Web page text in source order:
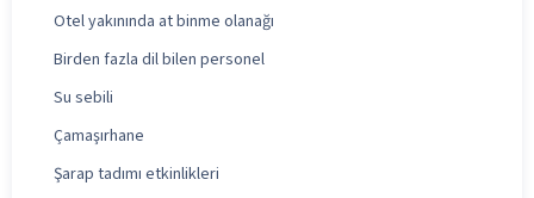
Otel yakınında at binme olanağı
Birden fazla dil bilen personel
Su sebili
Çamaşırhane
Şarap tadımı etkinlikleri